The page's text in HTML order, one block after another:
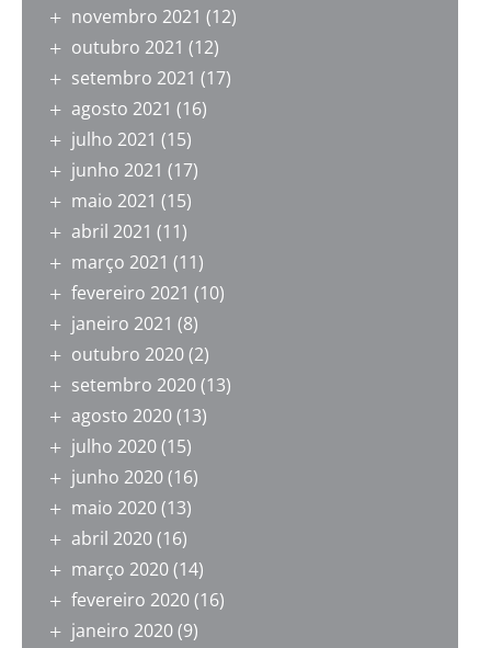
novembro 2021 (12)
outubro 2021 (12)
setembro 2021 (17)
agosto 2021 (16)
julho 2021 (15)
junho 2021 (17)
maio 2021 (15)
abril 2021 (11)
março 2021 (11)
fevereiro 2021 (10)
janeiro 2021 (8)
outubro 2020(2)
setembro 2020(13)
agosto 2020(13)
julho 2020(15)
junho 2020(16)
maio 2020(13)
abril 2020(16)
março 2020(14)
fevereiro 2020(16)
janeiro 2020(9)